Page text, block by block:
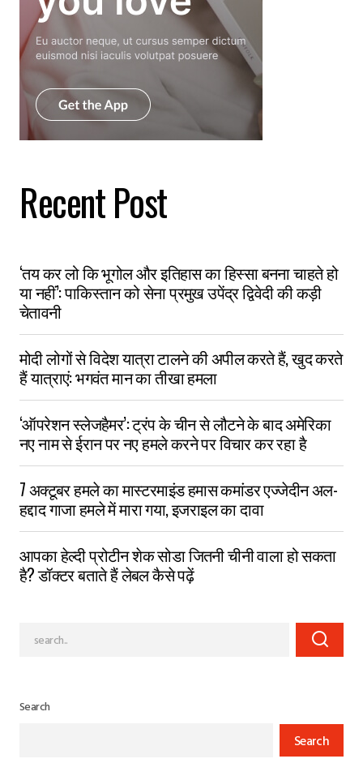
Recent Post
‘तय कर लो कि भूगोल और इतिहास का हिस्सा बनना चाहते हो
या नहीं’: पाकिस्तान को सेना प्रमुख उपेंद्र द्विवेदी की कड़ी
चेतावनी
मोदी लोगों से विदेश यात्रा टालने की अपील करते हैं, खुद करते
हैं यात्राएं: भगवंत मान का तीखा हमला
‘ऑपरेशन स्लेजहैमर’: ट्रंप के चीन से लौटने के बाद अमेरिका
नए नाम से ईरान पर नए हमले करने पर विचार कर रहा है
7 अक्टूबर हमले का मास्टरमाइंड हमास कमांडर एज्जेदीन अल-
हद्दाद गाजा हमले में मारा गया, इजराइल का दावा
आपका हेल्दी प्रोटीन शेक सोडा जितनी चीनी वाला हो सकता
है? डॉक्टर बताते हैं लेबल कैसे पढ़ें
Search
Search